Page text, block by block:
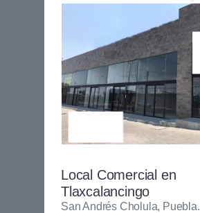
Local Comercial en
Tlaxcalancingo
San Andrés Cholula, Puebla.